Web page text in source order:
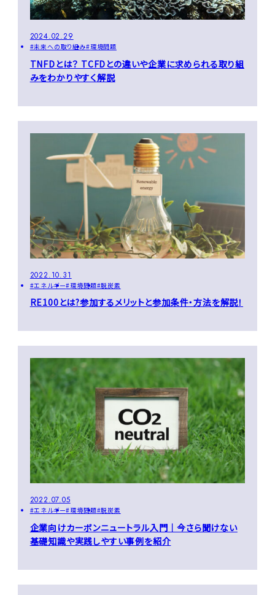
2024.02.29
未来への取り組み 環境問題
TNFDとは？ TCFDとの違いや企業に求められる取り組
みをわかりやすく解説
2022.10.31
エネルギー 環境問題 脱炭素
RE100とは?参加するメリットと参加条件・方法を解説！
2022.07.05
エネルギー 環境問題 脱炭素
企業向けカーボンニュートラル入門｜今さら聞けない
基礎知識や実践しやすい事例を紹介